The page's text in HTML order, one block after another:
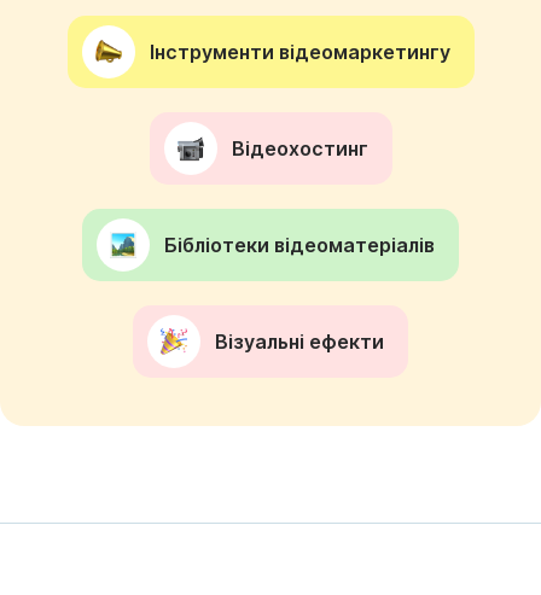
Інструменти відеомаркетингу
Відеохостинг
Бібліотеки відеоматеріалів
Візуальні ефекти